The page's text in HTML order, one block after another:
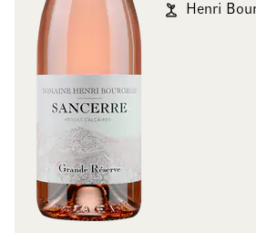
Henri